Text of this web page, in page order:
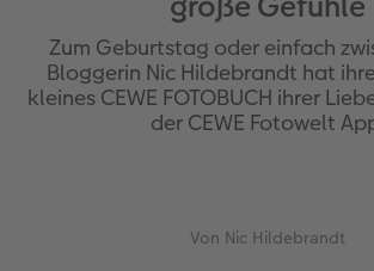
Jahrbuch gestalten
CEWE FOTOBUCH Kids
Panoramaseite
Designvorlagen
Bilderboxen
Premium Poster
Fotosticker
Fotos digitalisieren
Photo Streetmap Poster
Acrylglas
Alu-Dibond
Hartschaum
Dankeskarten Kommunion
Dankeskarten
Urlaubsgrüße
Papierqualitäten
Textilien
Schule & Büro
Foto-Geschenkbox
Handyhüllen
Wandkalender mit Design
NEU: Wandkalender
Kalender-
Extras
Max Case
Smartflip
PopGrip
CEWE myPhotos
nachhaltiger Schenken
Danke sagen
Liebe schenken
Inspiration
Liebe schenken
Fototipps
Gestaltungsideen
Hochzeit
Zum Geburtstag oder einfach
Bloggerin Nic Hildebrandt hat
kleines CEWE FOTOBUCH ihrer
der CEWE Fotowelt
Von Nic Hildebrandt